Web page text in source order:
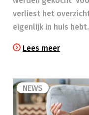
verliest het
eigenlijk in huis hebt.
Lees meer
NEWS